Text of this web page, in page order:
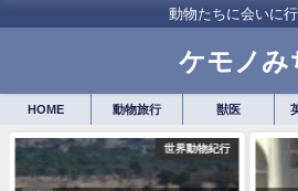
動物たちに会いに行
ケモノみ
HOME 動物旅行 獣医
世界動物紀行